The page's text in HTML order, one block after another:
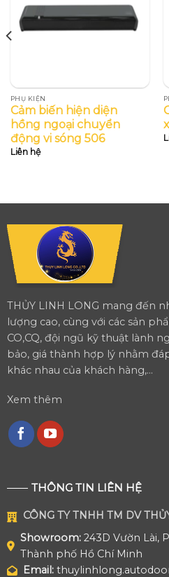
PHỤ KIỆN
Cảm biến hiện diện
hồng ngoại chuyển
động vi sóng 506
Liên hệ
THỦY LINH LONG mang đến
lượng cao, cùng với các sản
CO,CQ, đội ngũ kỹ thuật lành
bảo, giá thành hợp lý nhằm
khác nhau của khách hàng,...
Xem thêm
THÔNG TIN LIÊN HỆ
CÔNG TY TNHH TM DV
Showroom: 243D Vườn Lài,
Thành phố Hồ Chí Minh
Email: